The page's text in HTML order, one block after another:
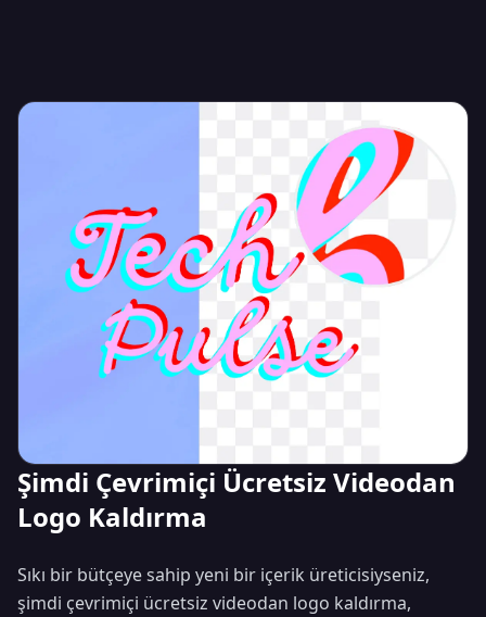
Şimdi Çevrimiçi Ücretsiz Videodan
Logo Kaldırma
Sıkı bir bütçeye sahip yeni bir içerik üreticisiyseniz,
şimdi çevrimiçi ücretsiz videodan logo kaldırma,